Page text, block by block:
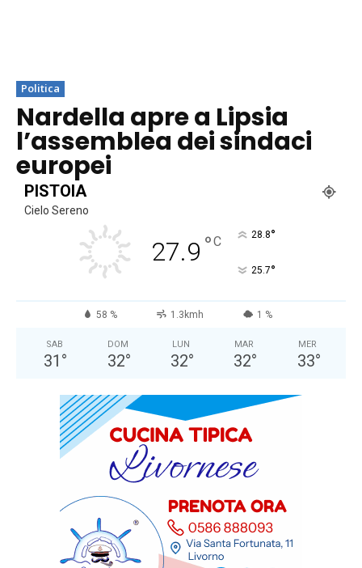
Politica
Nardella apre a Lipsia
l’assemblea dei sindaci
europei
PISTOIA
Cielo Sereno
27.9 °C 28.8°
25.7°
58 % 1.3kmh 1 %
SAB
31 °
DOM
32°
LUN
32°
MAR
32°
MER
33°